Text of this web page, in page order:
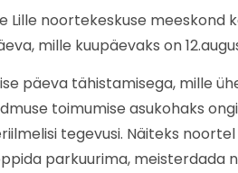
Lille noortekeskuse meeskond
mille kuupäevaks on
päeva tähistamisega, mille
toimumise asukohaks
tegevusi. Näiteks
parkuurima, meisterdada